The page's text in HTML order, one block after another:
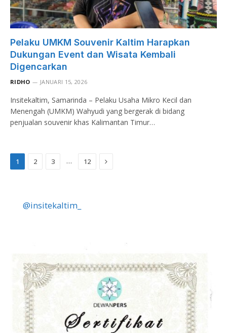
Pelaku UMKM Souvenir Kaltim Harapkan
Dukungan Event dan Wisata Kembali
Digencarkan
RIDHO JANUARI 15, 2026
Insitekaltim, Samarinda – Pelaku Usaha Mikro Kecil dan
Menengah (UMKM) Wahyudi yang bergerak di bidang
penjualan souvenir khas Kalimantan Timur…
1 2 3 … 12 Next
@insitekaltim_